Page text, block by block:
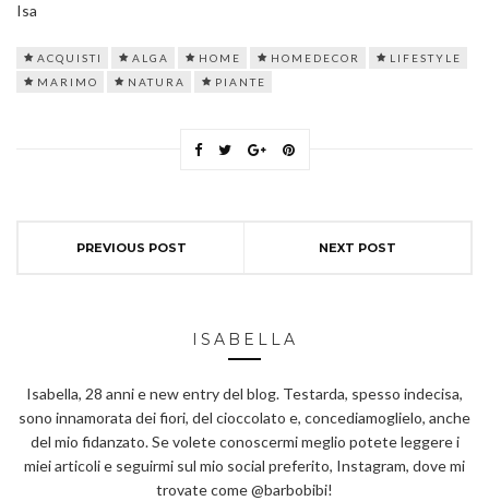
Isa
ACQUISTI ALGA HOME HOMEDECOR
LIFESTYLE
MARIMO
NATURA PIANTE
PREVIOUS POST NEXT POST
ISABELLA
Isabella, 28 anni e new entry del blog. Testarda, spesso indecisa,
sono innamorata dei fiori, del cioccolato e, concediamoglielo, anche
del mio fidanzato. Se volete conoscermi meglio potete leggere i
miei articoli e seguirmi sul mio social preferito, Instagram, dove mi
trovate come @barbobibi!